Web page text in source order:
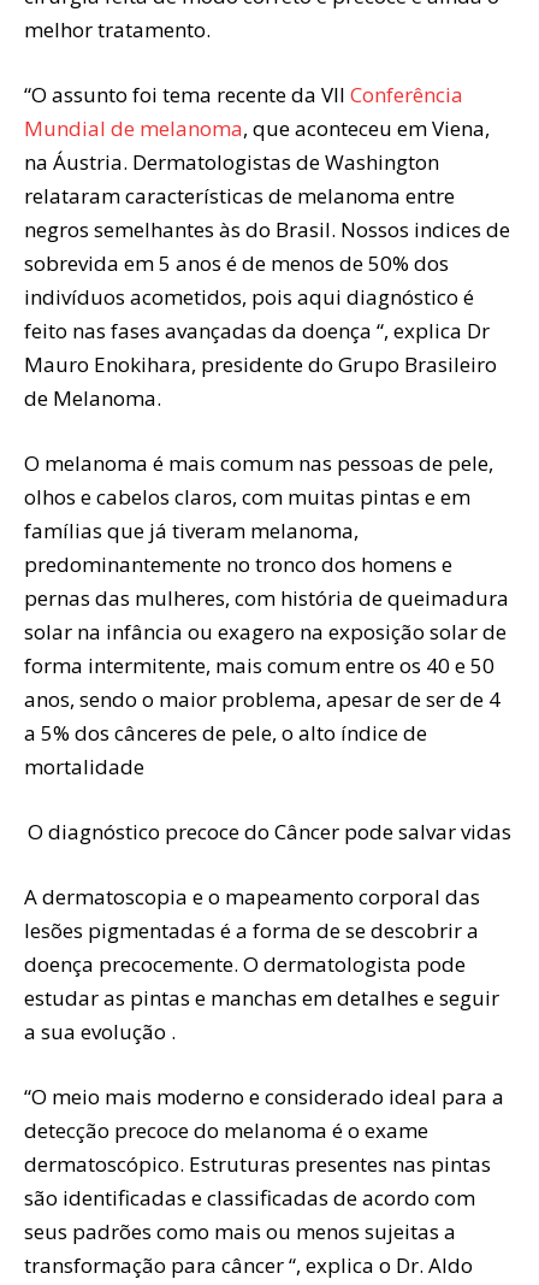
melhor tratamento.
“O assunto foi tema recente da VII Conferência
Mundial de melanoma, que aconteceu em Viena,
na Áustria. Dermatologistas de Washington
relataram características de melanoma entre
negros semelhantes às do Brasil. Nossos indices de
sobrevida em 5 anos é de menos de 50% dos
indivíduos acometidos, pois aqui diagnóstico é
feito nas fases avançadas da doença “, explica Dr
Mauro Enokihara, presidente do Grupo Brasileiro
de Melanoma.
O melanoma é mais comum nas pessoas de pele,
olhos e cabelos claros, com muitas pintas e em
famílias que já tiveram melanoma,
predominantemente no tronco dos homens e
pernas das mulheres, com história de queimadura
solar na infância ou exagero na exposição solar de
forma intermitente, mais comum entre os 40 e 50
anos, sendo o maior problema, apesar de ser de 4
a 5% dos cânceres de pele, o alto índice de
mortalidade
O diagnóstico precoce do Câncer pode salvar vidas
A dermatoscopia e o mapeamento corporal das
lesões pigmentadas é a forma de se descobrir a
doença precocemente. O dermatologista pode
estudar as pintas e manchas em detalhes e seguir
a sua evolução .
“O meio mais moderno e considerado ideal para a
detecção precoce do melanoma é o exame
dermatoscópico. Estruturas presentes nas pintas
são identificadas e classificadas de acordo com
seus padrões como mais ou menos sujeitas a
transformação para câncer “, explica o Dr. Aldo